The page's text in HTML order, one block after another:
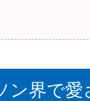
ン界で